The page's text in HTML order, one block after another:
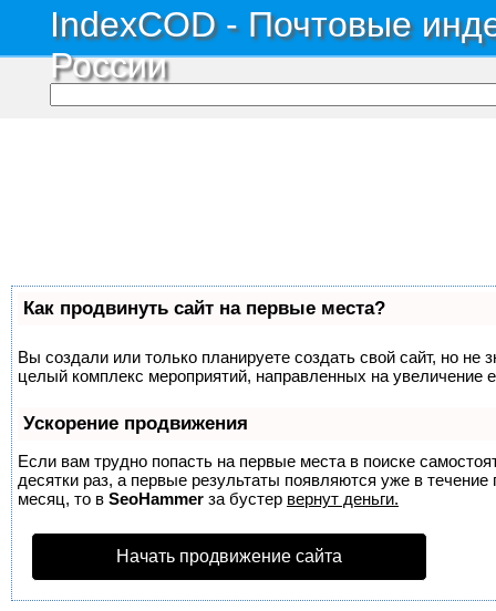
IndexCOD - Почтовые
России
Как продвинуть сайт на первые места?
Вы создали или только планируете создать свой сайт, но не
целый комплекс мероприятий, направленных на увеличение
Ускорение продвижения
Если вам трудно попасть на первые места в поиске
десятки раз, а первые результаты появляются уже в
месяц, то в SeoHammer за бустер вернут деньги.
Начать продвижение сайта